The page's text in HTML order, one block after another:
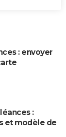
: envoyer
:
et modèle de